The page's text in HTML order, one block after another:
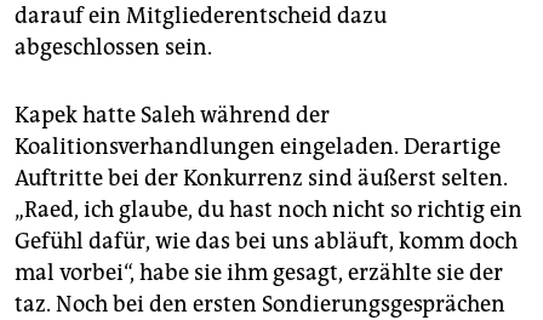
darauf ein Mitgliederentscheid dazu
abgeschlossen sein.
Kapek hatte Saleh während der
Koalitionsverhandlungen eingeladen. Derartige
Auftritte bei der Konkurrenz sind äußerst selten.
„Raed, ich glaube, du hast noch nicht so richtig ein
Gefühl dafür, wie das bei uns abläuft, komm doch
mal vorbei“, habe sie ihm gesagt, erzählte sie der
taz. Noch bei den ersten Sondierungsgesprächen